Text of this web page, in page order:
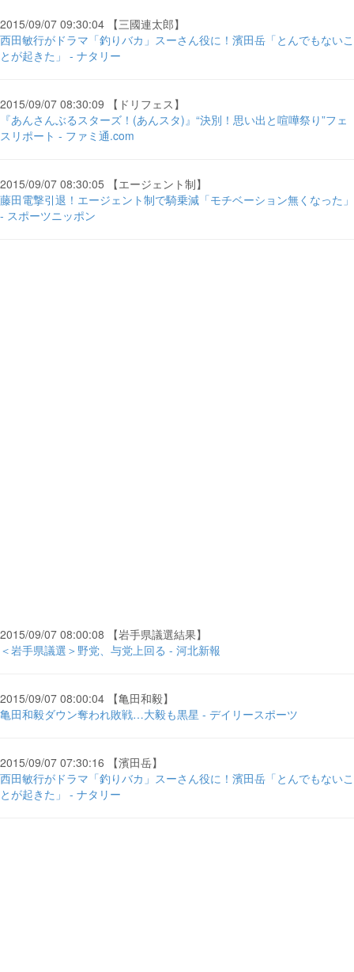
2015/09/07 09:30:04 【三國連太郎】
西田敏行がドラマ「釣りバカ」スーさん役に！濱田岳「とんでもないこ
とが起きた」 - ナタリー
2015/09/07 08:30:09 【ドリフェス】
『あんさんぶるスターズ！(あんスタ)』“決別！思い出と喧嘩祭り”フェ
スリポート - ファミ通.com
2015/09/07 08:30:05 【エージェント制】
藤田電撃引退！エージェント制で騎乗減「モチベーション無くなった」
- スポーツニッポン
2015/09/07 08:00:08 【岩手県議選結果】
＜岩手県議選＞野党、与党上回る - 河北新報
2015/09/07 08:00:04 【亀田和毅】
亀田和毅ダウン奪われ敗戦…大毅も黒星 - デイリースポーツ
2015/09/07 07:30:16 【濱田岳】
西田敏行がドラマ「釣りバカ」スーさん役に！濱田岳「とんでもないこ
とが起きた」 - ナタリー